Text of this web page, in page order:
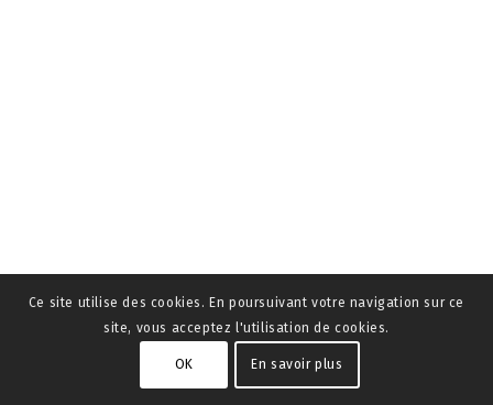
Ce site utilise des cookies. En poursuivant votre navigation sur ce
site, vous acceptez l'utilisation de cookies.
OK En savoir plus